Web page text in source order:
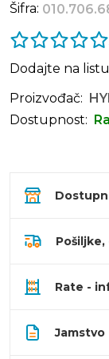
Šifra:
Dodajte na
Proizvođač:
Dostupnost:
Rate -
Jamstvo